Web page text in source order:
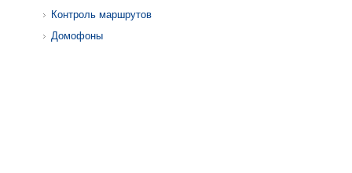
Контроль маршрутов
Домофоны